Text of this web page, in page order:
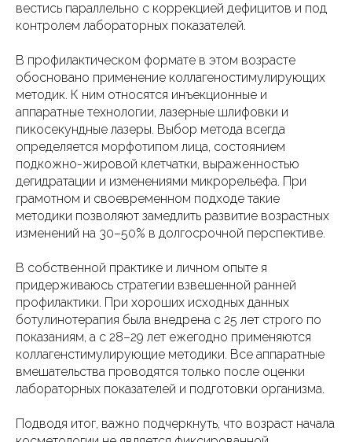
вестись параллельно с коррекцией дефицитов и под
контролем лабораторных показателей.
В профилактическом формате в этом возрасте
обосновано применение коллагеностимулирующих
методик. К ним относятся инъекционные и
аппаратные технологии, лазерные шлифовки и
пикосекундные лазеры. Выбор метода всегда
определяется морфотипом лица, состоянием
подкожно-жировой клетчатки, выраженностью
дегидратации и изменениями микрорельефа. При
грамотном и своевременном подходе такие
методики позволяют замедлить развитие возрастных
изменений на 30–50% в долгосрочной перспективе.
В собственной практике и личном опыте я
придерживаюсь стратегии взвешенной ранней
профилактики. При хороших исходных данных
ботулинотерапия была внедрена с 25 лет строго по
показаниям, а с 28–29 лет ежегодно применяются
коллагенстимулирующие методики. Все аппаратные
вмешательства проводятся только после оценки
лабораторных показателей и подготовки организма.
Подводя итог, важно подчеркнуть, что возраст начала